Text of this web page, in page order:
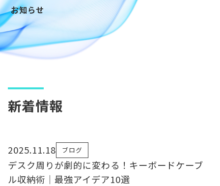
お知らせ
新着情報
2025.11.18 ブログ
デスク周りが劇的に変わる！キーボードケーブ
ル収納術｜最強アイデア10選